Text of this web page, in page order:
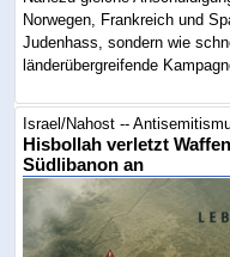
Norwegen, Frankreich und
Judenhass, sondern wie
länderübergreifende
Israel/Nahost --
Hisbollah verletzt
Südlibanon an